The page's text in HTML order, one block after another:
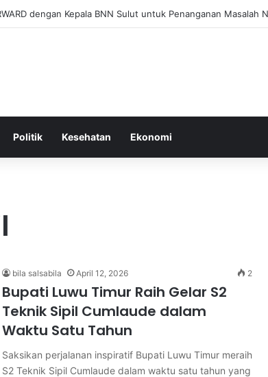
Hubungan Sehat Antara Tubuh dan Makanan Sehari-hari
Politik Kesehatan Ekonomi
bila salsabila April 12, 2026 2
Bupati Luwu Timur Raih Gelar S2
Teknik Sipil Cumlaude dalam
Waktu Satu Tahun
Saksikan perjalanan inspiratif Bupati Luwu Timur meraih
S2 Teknik Sipil Cumlaude dalam waktu satu tahun yang